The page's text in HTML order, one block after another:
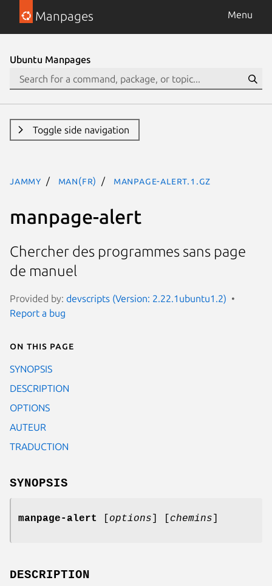
Manpages Menu
Ubuntu Manpages
Toggle side navigation
jammy man(fr) manpage-alert.1.gz
manpage-alert
Chercher des programmes sans page
de manuel
Provided by: devscripts (Version: 2.22.1ubuntu1.2)
Report a bug
On this page
SYNOPSIS
DESCRIPTION
OPTIONS
AUTEUR
TRADUCTION
SYNOPSIS
manpage-alert options chemins
DESCRIPTION